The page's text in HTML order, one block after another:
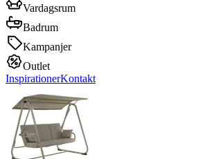
Vardagsrum
Badrum
Kampanjer
Outlet
InspirationerKontakt